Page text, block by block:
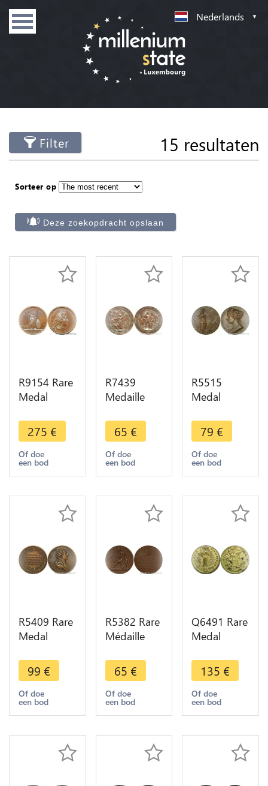
Nederlands
Filter 15 resultaten
Sorteer op
Deze zoekopdracht opslaan
R9154 Rare
Medal
Louis XIV
Prise
Friburg
1677 UNC -
offer
275 €
Of doe
een bod
R7439
Medaille
Altdorf
Unveiling
Wilhelm Tell
monument
Offer
65 €
Of doe
een bod
R5515
Medal
Helvetia
Village
Suisse Paris
Geroges
Genève
1900 SUP
79 €
Of doe
een bod
R5409 Rare
Medal
Louis XVI
Alliance
Suisse 1777
Paris SUP -
99 €
Of doe
een bod
R5382 Rare
Médaille
Genève
Studio
Vigilantia
1909
SUP -> M
65 €
Of doe
een bod
Q6491 Rare
Medal
Kanton
Schwyz
Einsiedeln.
18th c
135 €
Of doe
een bod